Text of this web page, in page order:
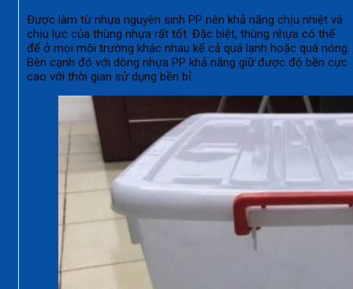
Được làm từ nhựa nguyên sinh PP nên khả năng chịu nhiệt và
chịu lực của thùng nhựa rất tốt. Đặc biệt, thùng nhựa có thể
để ở mọi môi trường khác nhau kể cả quá lạnh hoặc quá nóng.
Bên cạnh đó với dòng nhựa PP khả năng giữ được độ bền cực
cao với thời gian sử dụng bền bỉ.